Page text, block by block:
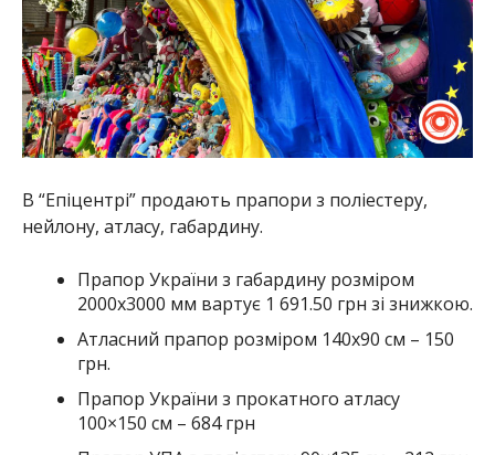
В “Епіцентрі” продають прапори з поліестеру,
нейлону, атласу, габардину.
Прапор України з габардину розміром
2000х3000 мм вартує 1 691.50 грн зі знижкою.
Атласний прапор розміром 140х90 см – 150
грн.
Прапор України з прокатного атласу
100×150 см – 684 грн